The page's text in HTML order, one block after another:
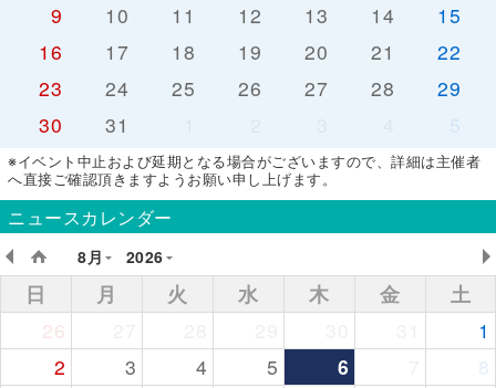
9
10 11 12 13 14
15
16
17 18 19 20 21
22
23
24 25 26 27 28
29
30
31 5
※イベント中止および延期となる場合がございますので、詳細は主催者
へ直接ご確認頂きますようお願い申し上げます。
ニュースカレンダー
8月
2026
日 月 火 水 木 金
土
26
1
2
3 4 5 6
8